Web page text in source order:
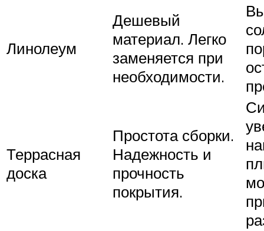
Линолеум
Дешевый
материал. Легко
заменяется при
необходимости.
Террасная
доска
Простота сборки.
Надежность и
прочность
покрытия.